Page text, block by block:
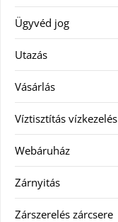
Ügyvéd jog
Utazás
Vásárlás
Víztisztítás vízkezelés
Webáruház
Zárnyitás
Zárszerelés zárcsere